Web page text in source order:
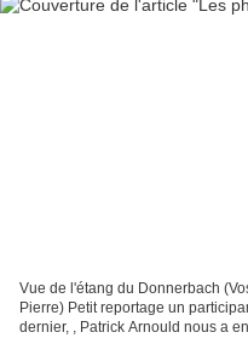
Vue de l'étang du Donnerbach
Pierre) Petit reportage un
dernier, , Patrick Arnould nous a